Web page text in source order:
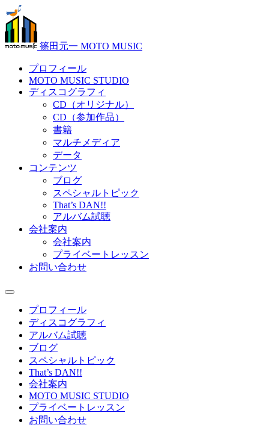
篠田元一 MOTO MUSIC
プロフィール
MOTO MUSIC STUDIO
ディスコグラフィ
CD（オリジナル）
CD（参加作品）
書籍
マルチメディア
データ
コンテンツ
ブログ
スペシャルトピック
That’s DAN!!
アルバム試聴
会社案内
会社案内
プライベートレッスン
お問い合わせ
プロフィール
ディスコグラフィ
アルバム試聴
ブログ
スペシャルトピック
That’s DAN!!
会社案内
MOTO MUSIC STUDIO
プライベートレッスン
お問い合わせ